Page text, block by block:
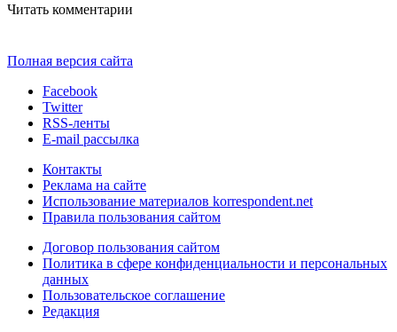
Читать комментарии
Полная версия сайта
Facebook
Twitter
RSS-ленты
E-mail рассылка
Контакты
Реклама на сайте
Использование материалов korrespondent.net
Правила пользования сайтом
Договор пользования сайтом
Политика в сфере конфиденциальности и персональных
данных
Пользовательское соглашение
Редакция